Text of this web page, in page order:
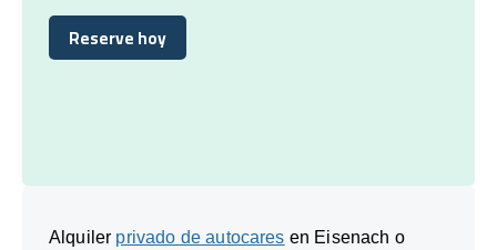
Reserve hoy
Reserve hoy
Alquiler privado de autocares en Eisenach o